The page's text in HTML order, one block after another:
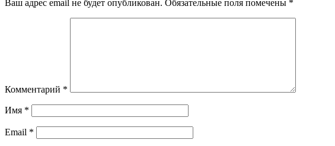
Ваш адрес email не будет опубликован. Обязательные поля помечены *
Комментарий *
Имя *
Email *